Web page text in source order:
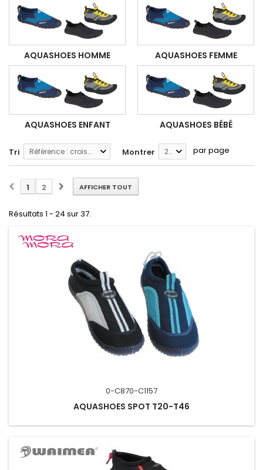
AQUASHOES HOMME AQUASHOES FEMME
AQUASHOES ENFANT AQUASHOES BÉBÉ
Tri Référence : croissante Montrer 24 par page
AFFICHER TOUT
1 2
Résultats 1 - 24 sur 37.
0-C870-C1157
AQUASHOES SPOT T20-T46